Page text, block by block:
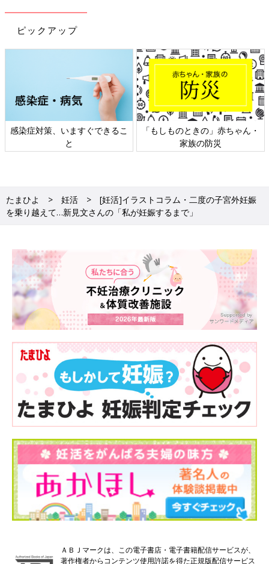
ピックアップ
感染症対策、いますぐできるこ
と
「もしものときの」赤ちゃん・
家族の防災
たまひよ 妊活
[妊活]イラストコラム・二度の子宮外妊娠
を乗り越えて…新見文さんの「私が妊娠するまで」
ＡＢＪマークは、この電子書店・電子書籍配信サービスが、
著作権者からコンテンツ使用許諾を得た正規版配信サービス